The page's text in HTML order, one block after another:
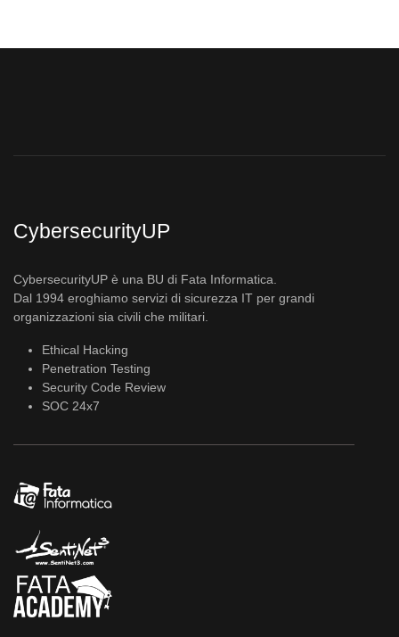
CybersecurityUP
CybersecurityUP è una BU di Fata Informatica.
Dal 1994 eroghiamo servizi di sicurezza IT per grandi
organizzazioni sia civili che militari.
Ethical Hacking
Penetration Testing
Security Code Review
SOC 24x7